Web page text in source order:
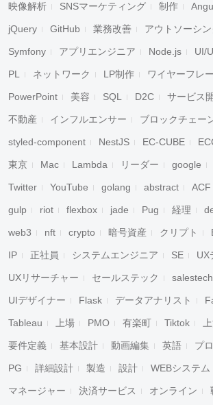
映像解析 SNSマーケティング 制作
jQuery GitHub 業務改善 アウトソーシ
Symfony アプリエンジニア Node.js UI/
PL ネットワーク LP制作 ワイヤーフレ
PowerPoint 美容 SQL D2C サービス
不動産 インフルエンサー ブロックチェー
styled-component NestJS EC-CUBE
東京 Mac Lambda リーダー google
Twitter YouTube golang abstract ACF
gulp riot flexbox jade Pug 経理
web3 nft crypto 暗号資産 クリプト
IP 正社員 システムエンジニア SE UX
UXリサーチャー セールステック salestech
UIデザイナー Flask データアナリスト
Tableau 上場 PMO 有楽町 Tiktok
要件定義 基本設計 動画編集 英語 プ
PG 詳細設計 製造 設計 WEBシステム
マネージャー 決済サービス オンライン